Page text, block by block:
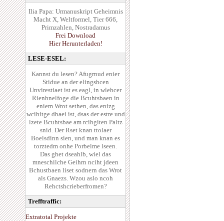
Ilia Papa: Urmanuskript Geheimnis
Macht X, Weltformel, Tier 666,
Primzahlen, Nostradamus
Frei Download
Hier Herunterladen!
LESE-ESEL:
Kannst du lesen? Afugrnud enier
Stidue an der elingshcen
Unvirestiaet ist es eagl, in wlehcer
Rienhnelfoge die Bcuhtsbaen in
eniem Wrot sethen, das enizg
wcihitge dbaei ist, dsas der estre und
lzete Bcuhtsbae am rcihgiten Paltz
snid. Der Rset knan ttolaer
Boelsdinn sien, und man knan es
torztedm onhe Porbelme lseen.
Das ghet dseahlb, wiel das
mneschilche Geihrn nciht jdeen
Bchustbaen liset sodnern das Wrot
als Gnaezs. Wzou aslo ncoh
Rehctshcrieberfromen?
Trefftraffic:
Extratotal Projekte